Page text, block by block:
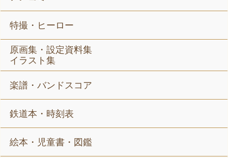
特撮・ヒーロー
原画集・設定資料集
イラスト集
楽譜・バンドスコア
鉄道本・時刻表
絵本・児童書・図鑑